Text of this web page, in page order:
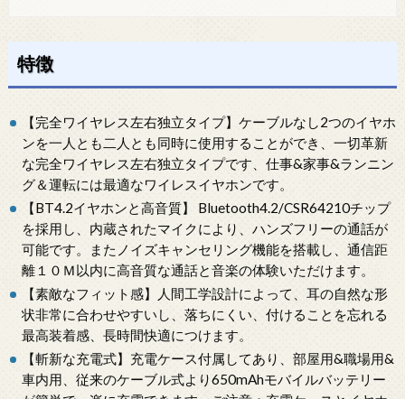
特徴
【完全ワイヤレス左右独立タイプ】ケーブルなし2つのイヤホ
ンを一人とも二人とも同時に使用することができ、一切革新
な完全ワイヤレス左右独立タイプです、仕事&家事&ランニン
グ＆運転には最適なワイレスイヤホンです。
【BT4.2イヤホンと高音質】 Bluetooth4.2/CSR64210チップ
を採用し、内蔵されたマイクにより、ハンズフリーの通話が
可能です。またノイズキャンセリング機能を搭載し、通信距
離１０Ｍ以内に高音質な通話と音楽の体験いただけます。
【素敵なフィット感】人間工学設計によって、耳の自然な形
状非常に合わせやすいし、落ちにくい、付けることを忘れる
最高装着感、長時間快適につけます。
【斬新な充電式】充電ケース付属してあり、部屋用&職場用&
車内用、従来のケーブル式より650mAhモバイルバッテリー